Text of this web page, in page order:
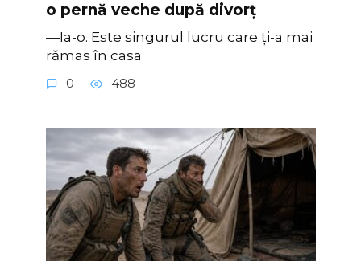
o pernă veche după divorț
—Ia-o. Este singurul lucru care ți-a mai
rămas în casa
0 488